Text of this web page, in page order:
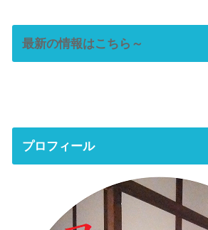
最新の情報はこちら～
プロフィール